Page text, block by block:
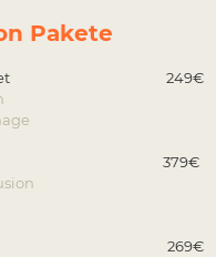
Pakete
Paket 249€
Paket 379€
269€